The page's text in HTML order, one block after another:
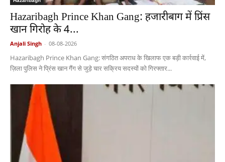
Hazaribagh Prince Khan Gang: हजारीबाग में प्रिंस
खान गिरोह के 4...
Anjali Singh - 08-08-2026
Hazaribagh Prince Khan Gang: संगठित अपराध के खिलाफ एक बड़ी कार्रवाई में,
ज़िला पुलिस ने प्रिंस खान गैंग से जुड़े चार सक्रिय सदस्यों को गिरफ्तार...